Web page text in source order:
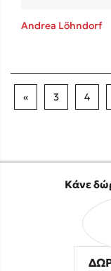
Andrea Löhndorf
« 3 4
Κάνε